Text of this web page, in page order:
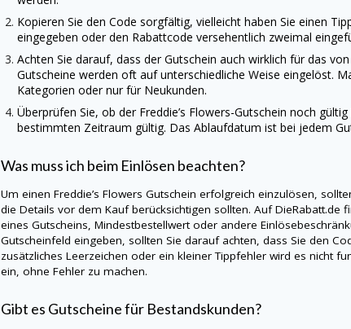
Kopieren Sie den Code sorgfältig, vielleicht haben Sie einen
eingegeben oder den Rabattcode versehentlich zweimal
Achten Sie darauf, dass der Gutschein auch wirklich für das
Gutscheine werden oft auf unterschiedliche Weise eingelöst.
Kategorien oder nur für Neukunden.
Überprüfen Sie, ob der Freddie’s Flowers-Gutschein noch
bestimmten Zeitraum gültig. Das Ablaufdatum ist bei jedem
Was muss ich beim Einlösen beachten?
Um einen Freddie’s Flowers Gutschein erfolgreich einzulösen,
die Details vor dem Kauf berücksichtigen sollten. AufDieRabatt.de
eines Gutscheins, Mindestbestellwert oder andere
Gutscheinfeld eingeben, sollten Sie darauf achten, dass Sie den
zusätzliches Leerzeichen oder ein kleiner Tippfehler wird es nicht
ein, ohne Fehler zu machen.
Gibt es Gutscheine für Bestandskunden?